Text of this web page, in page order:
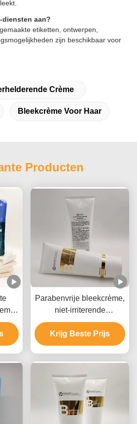
diensten aan?
etiketten, ontwerpen,
zijn beschikbaar voor
Crème
Bleekcrème Voor Haar
Producten
Parabenvrije bleekcrème,
niet-irriterende
haarverlichting.
Krijg Beste Prijs